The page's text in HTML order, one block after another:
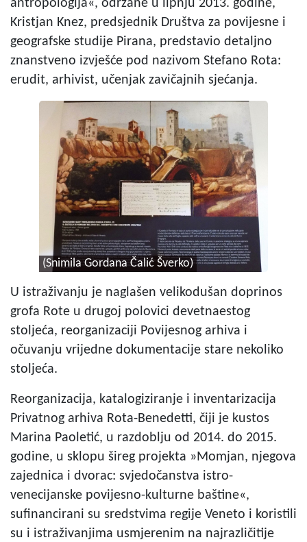
antropologija«, održane u lipnju 2013. godine,
Kristjan Knez, predsjednik Društva za povijesne i
geografske studije Pirana, predstavio detaljno
znanstveno izvješće pod nazivom Stefano Rota:
erudit, arhivist, učenjak zavičajnih sjećanja.
(Snimila Gordana Čalić Šverko)
U istraživanju je naglašen velikodušan doprinos
grofa Rote u drugoj polovici devetnaestog
stoljeća, reorganizaciji Povijesnog arhiva i
očuvanju vrijedne dokumentacije stare nekoliko
stoljeća.
Reorganizacija, katalogiziranje i inventarizacija
Privatnog arhiva Rota-Benedetti, čiji je kustos
Marina Paoletić, u razdoblju od 2014. do 2015.
godine, u sklopu šireg projekta »Momjan, njegova
zajednica i dvorac: svjedočanstva istro-
venecijanske povijesno-kulturne baštine«,
sufinancirani su sredstvima regije Veneto i koristili
su i istraživanjima usmjerenim na najrazličitije